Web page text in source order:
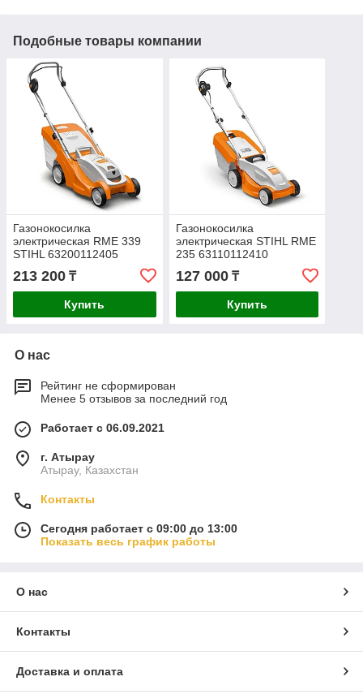
Подобные товары компании
Газонокосилка
электрическая RME 339
STIHL 63200112405
213 200 ₸
Купить
Газонокосилка
электрическая STIHL RME
235 63110112410
127 000₸
Купить
О нас
Рейтинг не сформирован
Менее 5 отзывов за последний год
Работает с 06.09.2021
г. Атырау
Атырау, Казахстан
Контакты
Сегодня работает с 09:00 до 13:00
Показать весь график работы
О нас
Контакты
Доставка и оплата